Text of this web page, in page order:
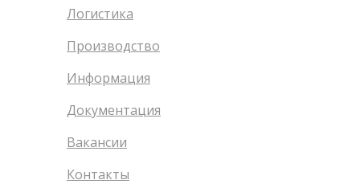
Логистика
Производство
Информация
Документация
Вакансии
Контакты